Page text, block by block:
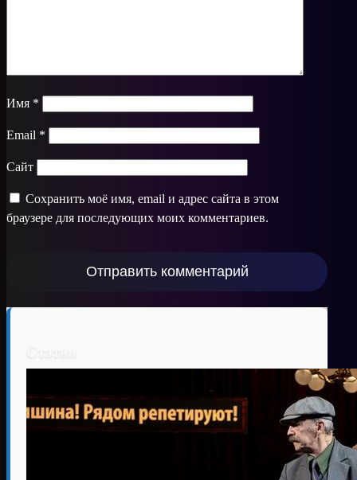
Имя *
Email *
Сайт
Сохранить моё имя, email и адрес сайта в этом
браузере для последующих моих комментариев.